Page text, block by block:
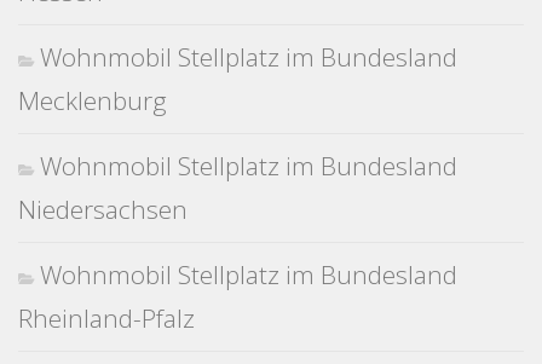
Wohnmobil Stellplatz im Bundesland
Mecklenburg
Wohnmobil Stellplatz im Bundesland
Niedersachsen
Wohnmobil Stellplatz im Bundesland
Rheinland-Pfalz